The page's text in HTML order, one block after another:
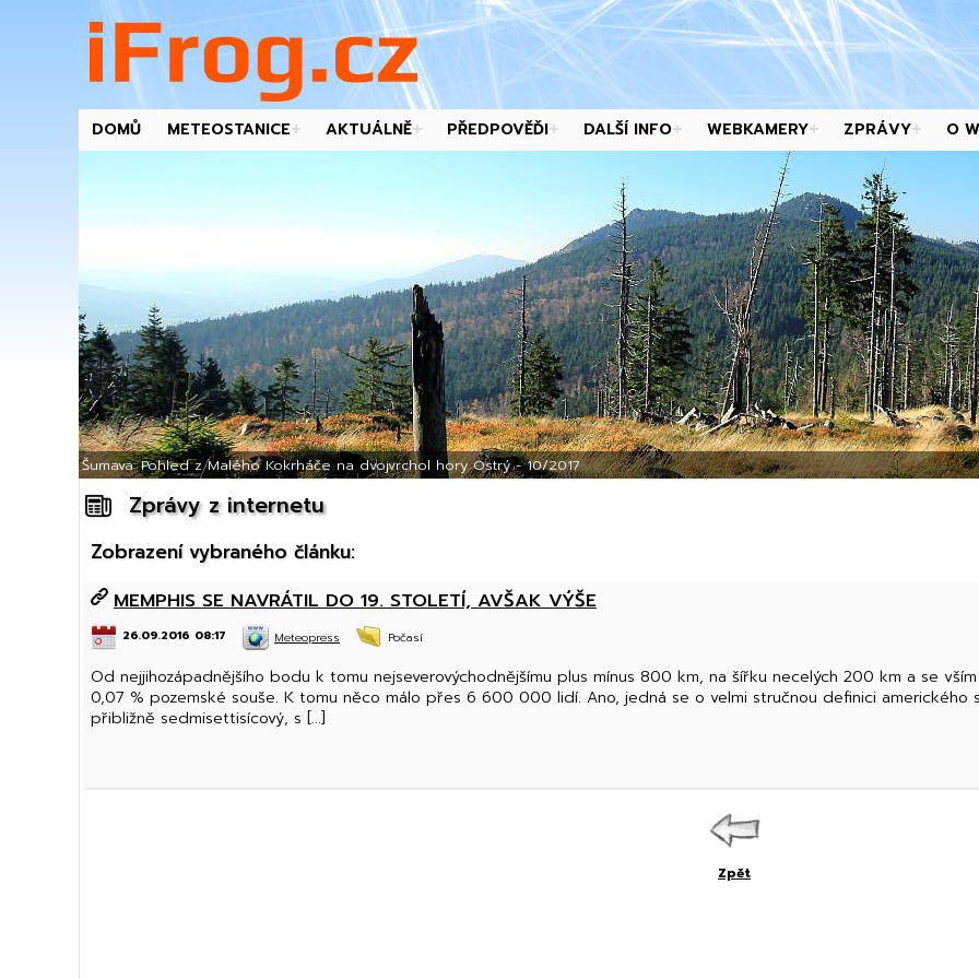
DOMŮ METEOSTANICE AKTUÁLNĚ PŘEDPOVĚĎI DALŠÍ INFO WEBKAMERY ZPRÁVY O
Šumava: Pohled z Malého Kokrháče na dvojvrchol hory Ostrý - 10/2017
Zprávy z internetu
Zobrazení vybraného článku:
MEMPHIS SE NAVRÁTIL DO 19. STOLETÍ, AVŠAK VÝŠE
26.09.2016 08:17 Meteopress Počasí
Od nejjihozápadnějšího bodu k tomu nejseverovýchodnějšímu plus mínus 800 km, na šířku necelých 200 km a se
0,07 % pozemské souše. K tomu něco málo přes 6 600 000 lidí. Ano, jedná se o velmi stručnou definici amerického
přibližně sedmisettisícový, s [...]
Zpět